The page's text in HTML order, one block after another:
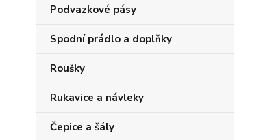
Podvazkové pásy
Spodní prádlo a doplňky
Roušky
Rukavice a návleky
Čepice a šály